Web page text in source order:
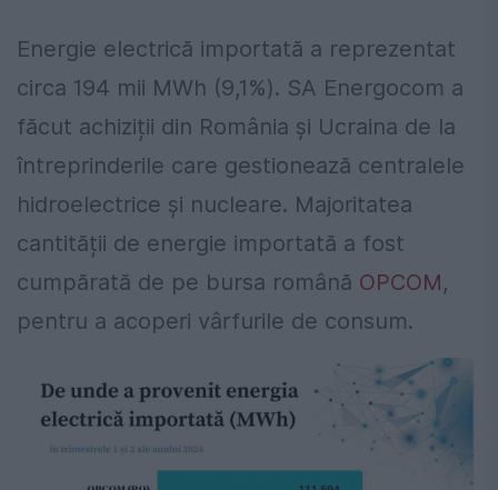
Energie electrică importată a reprezentat
circa 194 mii MWh (9,1%). SA Energocom a
făcut achiziții din România și Ucraina de la
întreprinderile care gestionează centralele
hidroelectrice și nucleare. Majoritatea
cantității de energie importată a fost
cumpărată de pe bursa română OPCOM,
pentru a acoperi vârfurile de consum.